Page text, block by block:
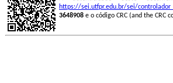
https://sei.utfpr.edu.br/sei/
3648908 e o código CRC (and the CRC